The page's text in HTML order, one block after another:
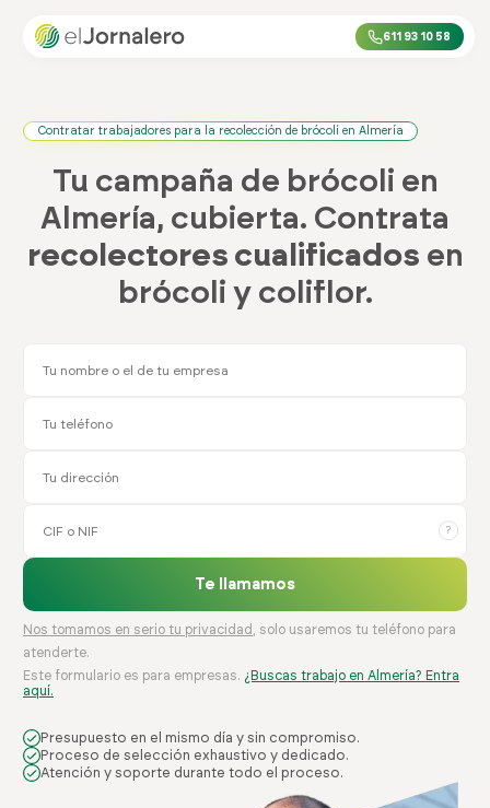
611 93 10 58
Contratar trabajadores para la recolección de brócoli en Almería
Tu campaña de brócoli en
Almería, cubierta. Contrata
recolectores cualificados en
brócoli y coliflor.
?
Te llamamos
Nos tomamos en serio tu privacidad
, solo usaremos tu teléfono para
atenderte.
Este formulario es para empresas. ¿Buscas trabajo en Almería? Entra
aquí.
Presupuesto en el mismo día y sin compromiso.
Proceso de selección exhaustivo y dedicado.
Atención y soporte durante todo el proceso.